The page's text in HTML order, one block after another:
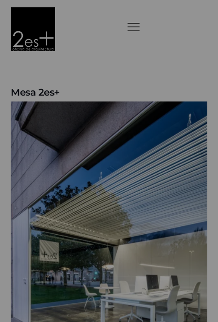
Mesa 2es+